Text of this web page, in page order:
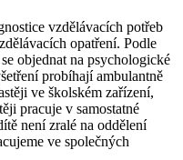
vzdělávacích potřeb
opatření. Podle
objednat na psychologické
probíhají ambulantně
ve školském zařízení,
pracuje v samostatné
není zralé na oddělení
ve společných